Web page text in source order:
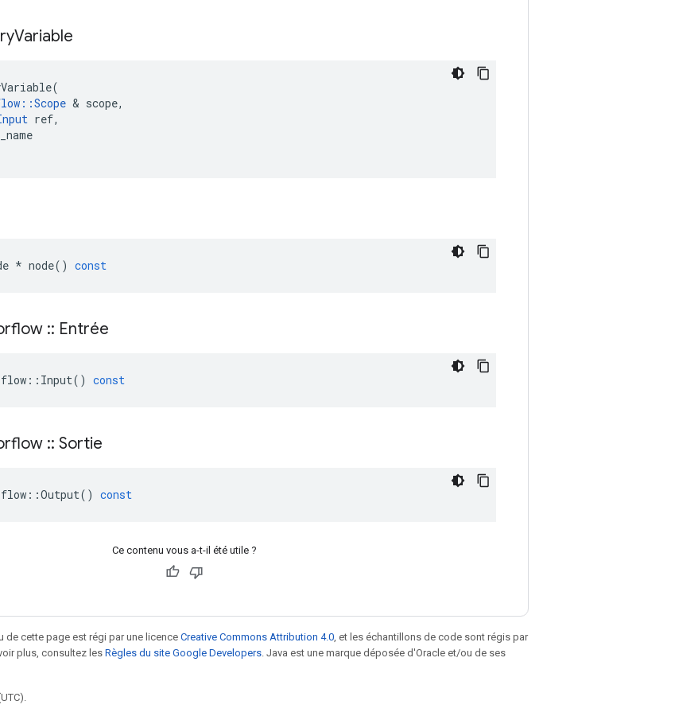
Variable
(
::Scope & scope,
ref,
* node() const
:: Entrée
:: Input() const
:: Sortie
::Output() const
Ce contenu vous a-t-il été utile ?
de cette page est régi par une licence Creative Commons Attribution 4.0 , et les échantillons de code sont régis par
plus, consultez les Règles du site Google Developers . Java est une marque déposée d'Oracle et/ou de ses